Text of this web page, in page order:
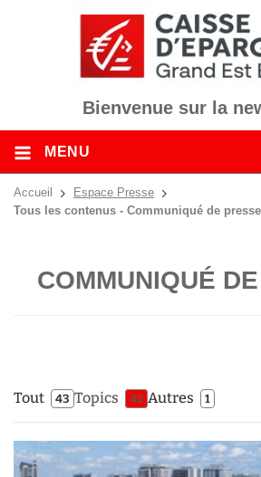
Bienvenue sur la
MENU
Accueil
Espace Presse
Tous les contenus - Communiqué de presse
COMMUNIQUÉ
Tout 43 Topics 42 Autres 1